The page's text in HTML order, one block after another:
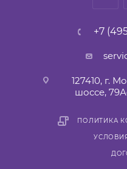
+7
127410, г.
шоссе,
ПОЛИТИКА